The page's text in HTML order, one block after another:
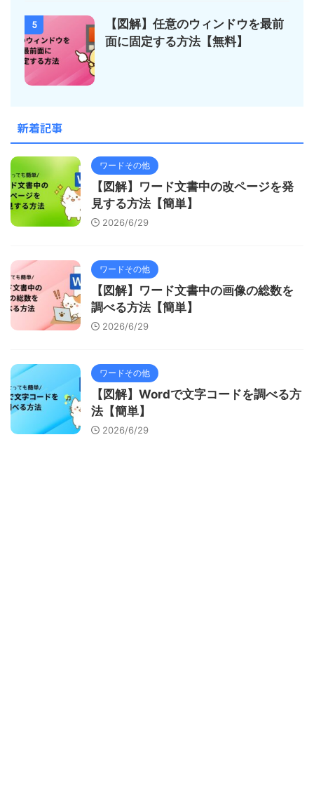
5
【図解】任意のウィンドウを最前
面に固定する方法【無料】
新着記事
ワードその他
【図解】ワード文書中の改ページを発
見する方法【簡単】
2026/6/29
ワードその他
【図解】ワード文書中の画像の総数を
調べる方法【簡単】
2026/6/29
ワードその他
【図解】Wordで文字コードを調べる方
法【簡単】
2026/6/29